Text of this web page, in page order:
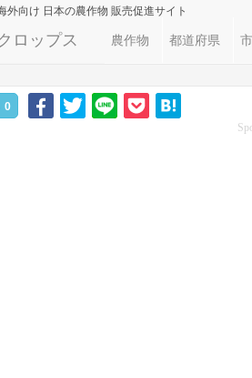
外向け 日本の農作物 販売促進サイト
ロップス 農作物 都道府県
0